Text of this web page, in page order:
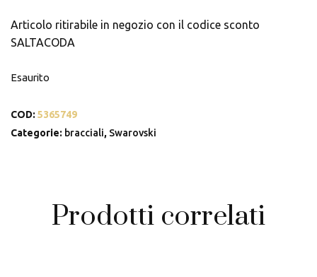
Articolo ritirabile in negozio con il codice sconto
SALTACODA
Esaurito
COD: 5365749
Categorie: bracciali, Swarovski
Prodotti correlati